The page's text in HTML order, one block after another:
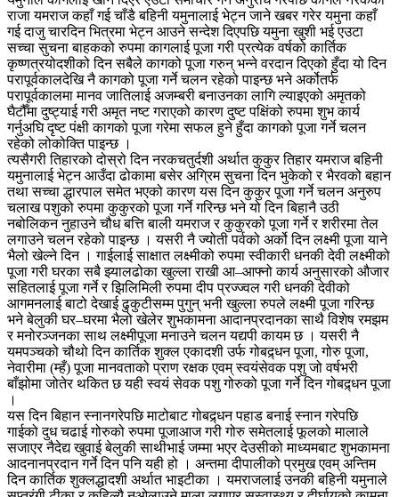
राजा यमराज कहाँ गई चाँडै बहिनी यमुनालाई भेट्न जाने खबर गरेर यमुना कहाँ
गई दाजु चारदिन भित्रमा भेट्न आउने सन्देश दिएपछि यमुना खुशी भई एउटा
सच्चा सुचना बाहकको रुपमा कागलाई पूजा गरी प्रत्येक वर्षको कार्तिक
कृष्णत्रयोदशीको दिन सबैले कागको पूजा गरुन् भन्ने वरदान दिएको हुँदा यो दिन
परापूर्वकालदेखि नै कागको पूजा गर्ने चलन रहेको पाइन्छ भने अर्कोतर्फ
परापूर्वकालमा मानव जातिलाई अजम्बरी बनाउनका लागि ल्याइएको अमृतको
घैटौँमा दुष्ट्याई गरी अमृत नष्ट गराएको कारण दुष्ट पक्षिंको रुपमा शुभ कार्य
गर्नुअघि दृष्ट पंक्षी कागको पूजा गरेमा सफल हुने हुँदा कागको पूजा गर्ने चलन
रहेको लोकोक्ति पाइन्छ ।
त्यसैगरी तिहारको दोस्रो दिन नरकचतुर्दशी अर्थात कुकुर तिहार यमराज बहिनी
यमुनालाई भेट्न आउँदा ढोकामा बसेर अग्रिम सुचना दिन भुकेको र भैरवको बहान
तथा सच्चा द्धारपाल समेत भएको कारण यस दिन कुकुर पूजा गर्ने चलन अनुरुप
चलाख पशुको रुपमा कुकुरको पूजा गर्ने गरिन्छ भने यो दिन बिहानै उठी
नबोलिकन नुहाउने चौध बत्ति बाली यमराज र कुकुरको पूजा गर्ने र शरीरमा तेल
लगाउने चलन रहेको पाइन्छ । यसरी नै ज्योती पर्वको अर्को दिन लक्ष्मी पूजा याने
भैलो खेल्ने दिन । गाईलाई साक्षात लक्ष्मीको रुपमा स्वीकारी धनकी देवी लक्ष्मीको
पूजा गरी घरका सबै झ्यालढोका खुल्ला राखी आ–आफ्नो कार्य अनुसारको औजार
सहितलाई पूजा गर्ने र झिलिमिली रुपमा दीप प्रज्ज्वल गरी धनकी देवीको
आगमनलाई बाटो देखाई ढुकुटीसम्म पुगुन् भनी खुल्ला रुपले लक्ष्मी पूजा गरिन्छ
भने बेलुकी घर–घरमा भैलो खेलेर शुभकामना आदानप्रदानका साथै विशेष रमझम
र मनोरञ्जनका साथ लक्ष्मीपूजा मनाउने चलन यद्यपी कायम छ । यसरी नै
यमपञ्चको चौथो दिन कार्तिक शुक्ल एकादशी उर्फ गोबद्र्धन पूजा, गोरु पूजा,
नेवारीमा (म्हँ) पूजा मानवताको प्राण रक्षक एवम् स्वयंसेवक पशु जो वर्षभरी
बाँझोमा जोतेर थकित छ यही स्वयं सेवक पशु गोरुको पूजा गर्ने दिन गोबद्र्धन पूजा
।
यस दिन बिहान स्नानगरेपछि माटोबाट गोबद्र्धन पहाड बनाई स्नान गरेपछि
गाईको दुध चढाई गोरुको रुपमा पूजाआज गरी गोरु समेतलाई फूलको मालाले
सजाएर नैदेद्य खुवाई बेलुकी साथीभाई जम्मा भएर देउसीको माध्यमबाट शुभकामना
आदनानप्रदान गर्ने दिन पनि यही हो । अन्तमा दीपालीको प्रमुख एवम् अन्तिम
दिन कार्तिक शुक्लद्धादशी अर्थात भाइटीका । यमराजलाई उनकी बहिनी यमुनाले